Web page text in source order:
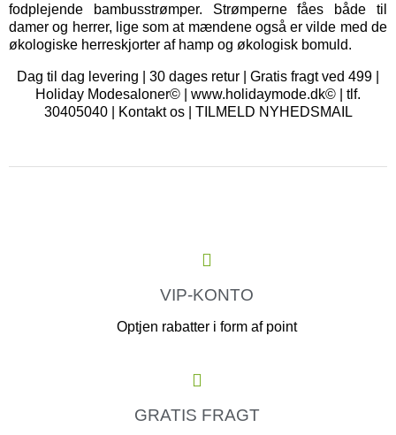
fodplejende bambusstrømper. Strømperne fåes både til
damer og herrer, lige som at mændene også er vilde med de
økologiske herreskjorter af hamp og økologisk bomuld.
Dag til dag levering | 30 dages retur | Gratis fragt ved 499 |
Holiday Modesaloner© | www.holidaymode.dk© | tlf.
30405040 |
Kontakt os| TILMELD NYHEDSMAIL
VIP-KONTO
Optjen rabatter i form af point
GRATIS FRAGT